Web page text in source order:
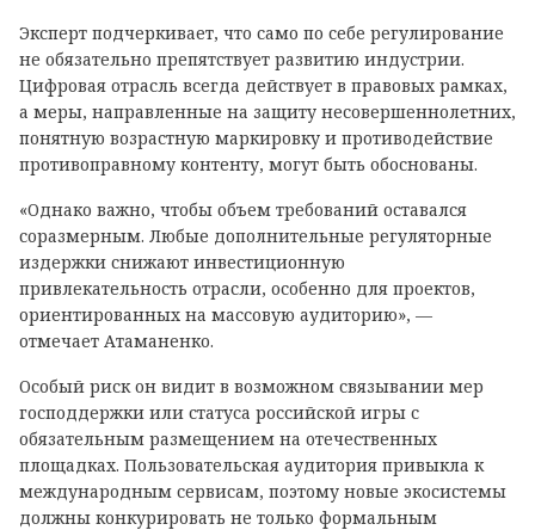
Эксперт подчеркивает, что само по себе регулирование
не обязательно препятствует развитию индустрии.
Цифровая отрасль всегда действует в правовых рамках,
а меры, направленные на защиту несовершеннолетних,
понятную возрастную маркировку и противодействие
противоправному контенту, могут быть обоснованы.
«Однако важно, чтобы объем требований оставался
соразмерным. Любые дополнительные регуляторные
издержки снижают инвестиционную
привлекательность отрасли, особенно для проектов,
ориентированных на массовую аудиторию», —
отмечает Атаманенко.
Особый риск он видит в возможном связывании мер
господдержки или статуса российской игры с
обязательным размещением на отечественных
площадках. Пользовательская аудитория привыкла к
международным сервисам, поэтому новые экосистемы
должны конкурировать не только формальным